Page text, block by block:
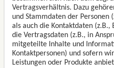
Vertragsverhältnis. Dazu
und Stammdaten der Personen
als auch die Kontaktdaten (z.B.,
die Vertragsdaten (z.B., in
mitgeteilte Inhalte und
Kontaktpersonen) und sofern
Leistungen oder Produkte